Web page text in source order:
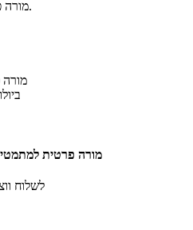
מורה פרטית
לשלוח